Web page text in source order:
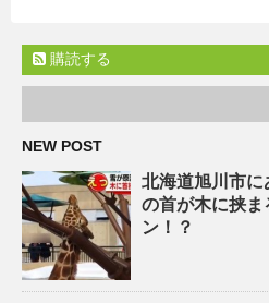
購読する
NEW POST
北海道旭川市
の首が木に挟ま
ン！？